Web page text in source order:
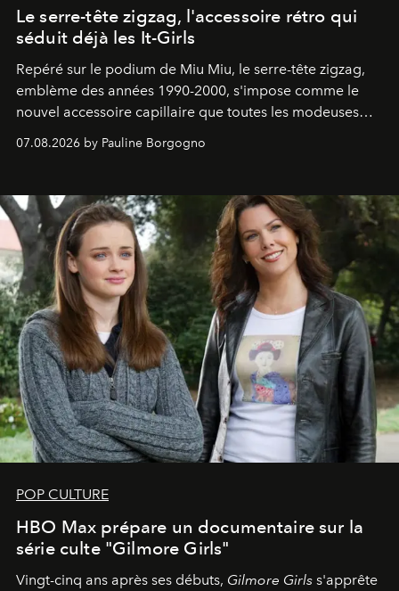
Le serre-tête zigzag, l'accessoire rétro qui
séduit déjà les It-Girls
Repéré sur le podium de Miu Miu, le serre-tête zigzag,
emblème des années 1990-2000, s'impose comme le
nouvel accessoire capillaire que toutes les modeuses
07.08.2026 by Pauline Borgogno
POP CULTURE
HBO Max prépare un documentaire sur la
série culte "Gilmore Girls"
Vingt-cinq ans après ses débuts, Gilmore Girls s'apprête